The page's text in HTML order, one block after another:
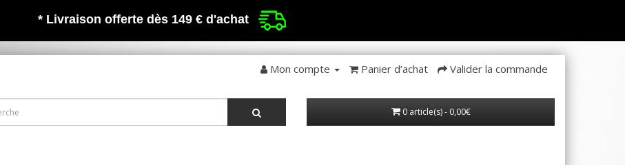
* Livraison offerte dès 149 € d'achat
Mon compte Panier d’achat Valider la commande
0 article(s) - 0,00€